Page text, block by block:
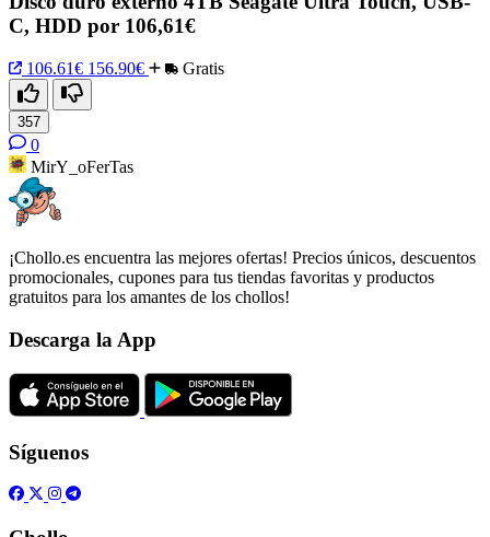
C, HDD por 106,61€
106.61€ 156.90€ Gratis
357
0
MirY_oFerTas
¡Chollo.es encuentra las mejores ofertas! Precios únicos, descuentos
promocionales, cupones para tus tiendas favoritas y productos
gratuitos para los amantes de los chollos!
Descarga la App
Síguenos